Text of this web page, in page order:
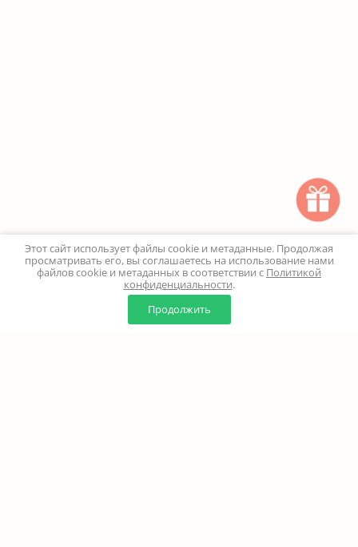
0
Корзина
Этот сайт использует файлы cookie и метаданные. Продолжая
просматривать его, вы соглашаетесь на использование нами
файлов cookie и метаданных в соответствии с Политикой
конфиденциальности.
Продолжить